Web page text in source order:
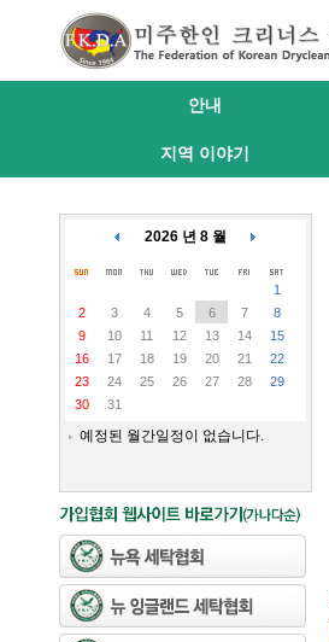
안내
지역 이야기
2026 년 8 월
1
2
3 4 5 6 7
8
9
10 11 12 13 14
15
16
17 18 19 20 21
22
23
24 25 26 27 28
29
30
31
예정된 월간일정이 없습니다.